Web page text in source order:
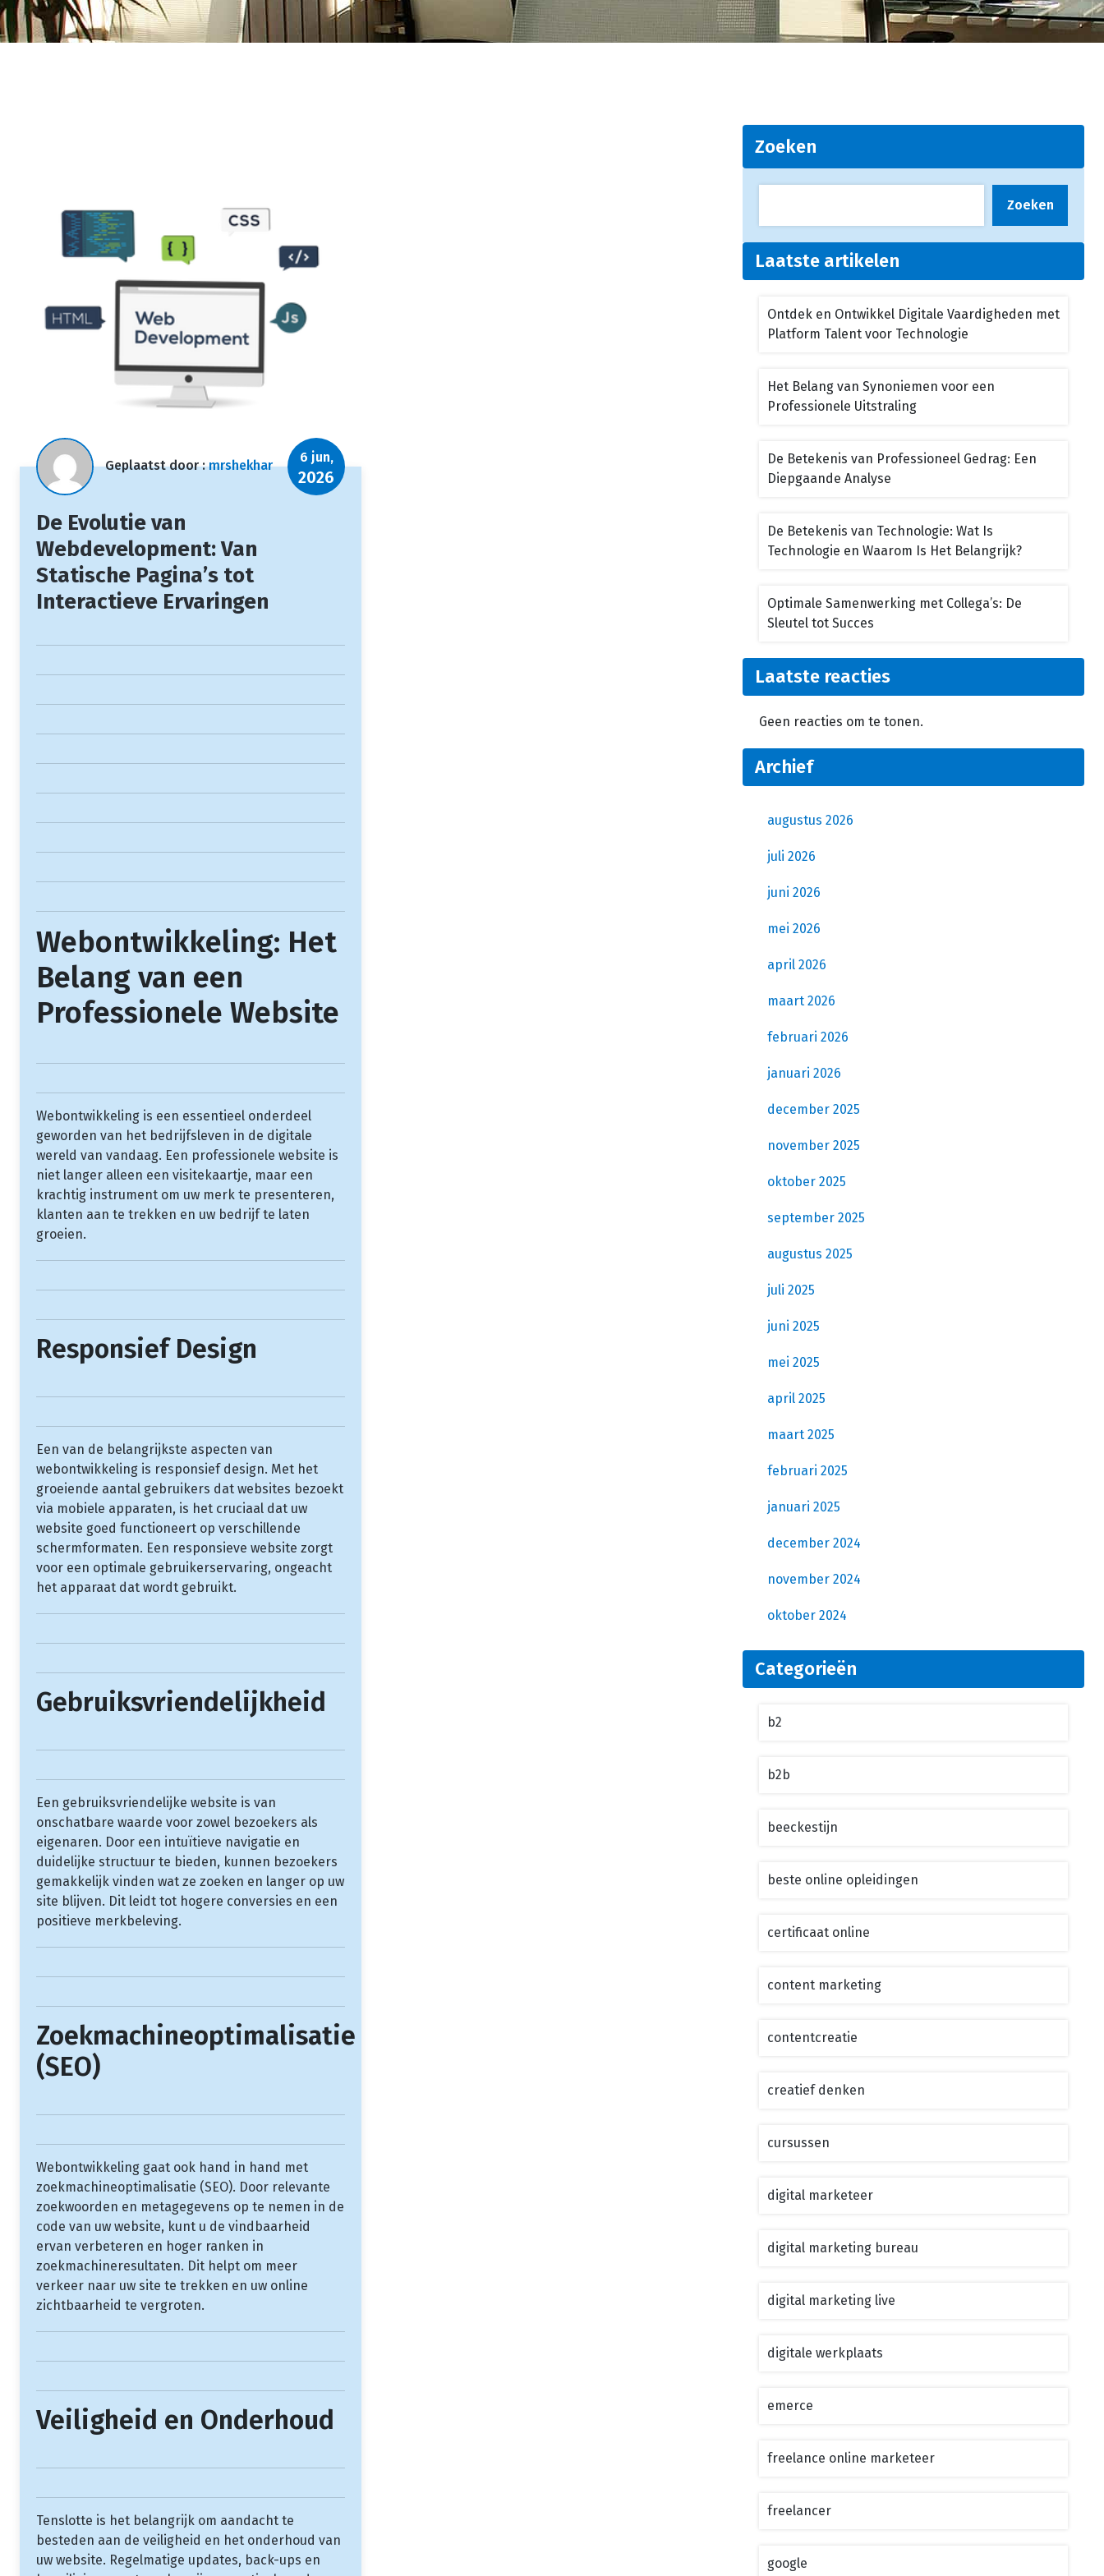
Geplaatst door :mrshekhar
6 jun,
2026
De Evolutie van
Webdevelopment: Van
Statische Pagina’s tot
Interactieve Ervaringen
Webontwikkeling: Het
Belang van een
Professionele Website
Webontwikkeling is een essentieel onderdeel
geworden van het bedrijfsleven in de digitale
wereld van vandaag. Een professionele website is
niet langer alleen een visitekaartje, maar een
krachtig instrument om uw merk te presenteren,
klanten aan te trekken en uw bedrijf te laten
groeien.
Responsief Design
Een van de belangrijkste aspecten van
webontwikkeling is responsief design. Met het
groeiende aantal gebruikers dat websites bezoekt
via mobiele apparaten, is het cruciaal dat uw
website goed functioneert op verschillende
schermformaten. Een responsieve website zorgt
voor een optimale gebruikerservaring, ongeacht
het apparaat dat wordt gebruikt.
Gebruiksvriendelijkheid
Een gebruiksvriendelijke website is van
onschatbare waarde voor zowel bezoekers als
eigenaren. Door een intuïtieve navigatie en
duidelijke structuur te bieden, kunnen bezoekers
gemakkelijk vinden wat ze zoeken en langer op uw
site blijven. Dit leidt tot hogere conversies en een
positieve merkbeleving.
Zoekmachineoptimalisatie
(SEO)
Webontwikkeling gaat ook hand in hand met
zoekmachineoptimalisatie (SEO). Door relevante
zoekwoorden en metagegevens op te nemen in de
code van uw website, kunt u de vindbaarheid
ervan verbeteren en hoger ranken in
zoekmachineresultaten. Dit helpt om meer
verkeer naar uw site te trekken en uw online
zichtbaarheid te vergroten.
Veiligheid en Onderhoud
Tenslotte is het belangrijk om aandacht te
besteden aan de veiligheid en het onderhoud van
uw website. Regelmatige updates, back-ups en
Zoeken
Zoeken
Laatste artikelen
Ontdek en Ontwikkel Digitale Vaardigheden met
Platform Talent voor Technologie
Het Belang van Synoniemen voor een
Professionele Uitstraling
De Betekenis van Professioneel Gedrag: Een
Diepgaande Analyse
De Betekenis van Technologie: Wat Is
Technologie en Waarom Is Het Belangrijk?
Optimale Samenwerking met Collega’s: De
Sleutel tot Succes
Laatste reacties
Geen reacties om te tonen.
Archief
augustus 2026
juli 2026
juni 2026
mei 2026
april 2026
maart 2026
februari 2026
januari 2026
december 2025
november 2025
oktober 2025
september 2025
augustus 2025
juli 2025
juni 2025
mei 2025
april 2025
maart 2025
februari 2025
januari 2025
december 2024
november 2024
oktober 2024
Categorieën
b2
b2b
beeckestijn
beste online opleidingen
certificaat online
content marketing
contentcreatie
creatief denken
cursussen
digital marketeer
digital marketing bureau
digital marketing live
digitale werkplaats
emerce
freelance online marketeer
freelancer
google